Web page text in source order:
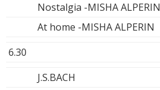
Nostalgia -MISHA ALPERIN
At home -MISHA ALPERIN
6.30
J.S.BACH